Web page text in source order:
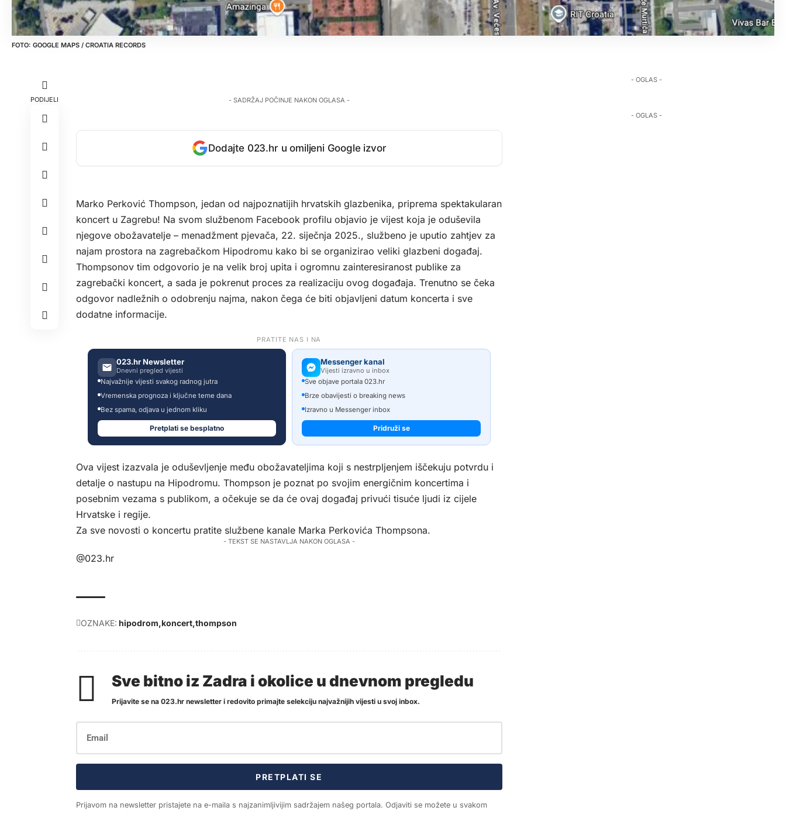
GOOGLE MAPS / CROATIA RECORDS
PODIJELI - SADRŽAJ POČINJE NAKON OGLASA -
Dodajte 023.hr u omiljeni Google izvor
Marko Perković Thompson, jedan od najpoznatijih hrvatskih glazbenika, priprema spektakularan
koncert u Zagrebu! Na svom službenom Facebook profilu objavio je vijest koja je oduševila
njegove obožavatelje – menadžment pjevača, 22. siječnja 2025., službeno je uputio zahtjev za
najam prostora na zagrebačkom Hipodromu kako bi se organizirao veliki glazbeni događaj.
Thompsonov tim odgovorio je na velik broj upita i ogromnu zainteresiranost publike za
zagrebački koncert, a sada je pokrenut proces za realizaciju ovog događaja. Trenutno se čeka
odgovor nadležnih o odobrenju najma, nakon čega će biti objavljeni datum koncerta i sve
dodatne informacije.
PRATITE NAS I NA
023.hr Newsletter
Dnevni pregled vijesti
Najvažnije vijesti svakog radnog jutra
Vremenska prognoza i ključne teme dana
Bez spama, odjava u jednom kliku
Pretplati se besplatno
Messenger kanal
Vijesti izravno u inbox
Sve objave portala 023.hr
Brze obavijesti o breaking news
Izravno u Messenger inbox
Pridruži se
Ova vijest izazvala je oduševljenje među obožavateljima koji s nestrpljenjem iščekuju potvrdu i
detalje o nastupu na Hipodromu. Thompson je poznat po svojim energičnim koncertima i
posebnim vezama s publikom, a očekuje se da će ovaj događaj privući tisuće ljudi iz cijele
Hrvatske i regije.
Za sve novosti o koncertu pratite službene kanale Marka Perkovića Thompsona.
- TEKST SE NASTAVLJA NAKON OGLASA -
@023.hr
OZNAKE: hipodrom koncert thompson
Sve bitno iz Zadra i okolice u dnevnom pregledu
Prijavite se na 023.hr newsletter i redovito primajte selekciju najvažnijih vijesti u svoj inbox.
PRETPLATI SE
Prijavom na newsletter pristajete na e-maila s najzanimljivijim sadržajem našeg portala. Odjaviti se možete u svakom
- OGLAS -
- OGLAS -